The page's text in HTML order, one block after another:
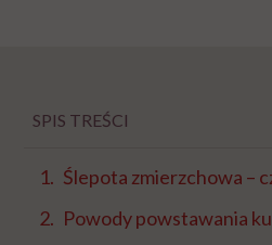
SPIS TREŚCI
Ślepota zmierzchowa –
Powody powstawania